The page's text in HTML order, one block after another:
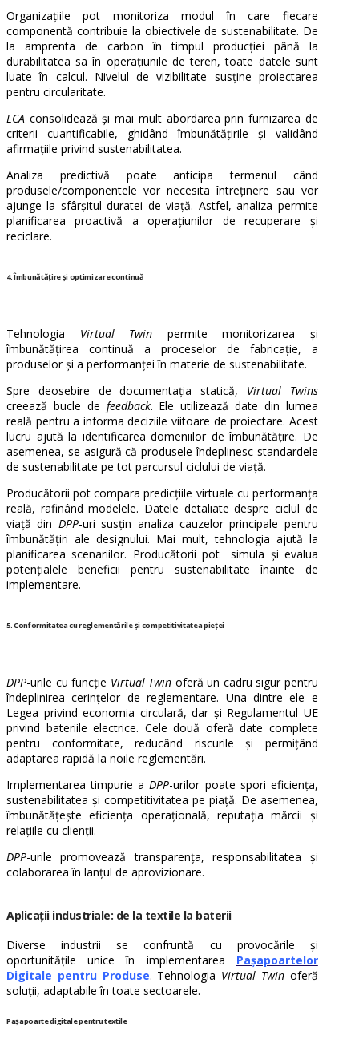
Organizațiile pot monitoriza modul în care fiecare
componentă contribuie la obiectivele de sustenabilitate. De
la amprenta de carbon în timpul producției până la
durabilitatea sa în operațiunile de teren, toate datele sunt
luate în calcul. Nivelul de vizibilitate susține proiectarea
pentru circularitate.
LCA consolidează și mai mult abordarea prin furnizarea de
criterii cuantificabile, ghidând îmbunătățirile și validând
afirmațiile privind sustenabilitatea.
Analiza predictivă poate anticipa termenul când
produsele/componentele vor necesita întreținere sau vor
ajunge la sfârșitul duratei de viață. Astfel, analiza permite
planificarea proactivă a operațiunilor de recuperare și
reciclare.
4. Îmbunătățire și optimizare continuă
Tehnologia Virtual Twin permite monitorizarea și
îmbunătățirea continuă a proceselor de fabricație, a
produselor și a performanței în materie de sustenabilitate.
Spre deosebire de documentația statică, Virtual Twins
creează bucle de feedback. Ele utilizează date din lumea
reală pentru a informa deciziile viitoare de proiectare. Acest
lucru ajută la identificarea domeniilor de îmbunătățire. De
asemenea, se asigură că produsele îndeplinesc standardele
de sustenabilitate pe tot parcursul ciclului de viață.
Producătorii pot compara predicțiile virtuale cu performanța
reală, rafinând modelele. Datele detaliate despre ciclul de
viață din DPP-uri susțin analiza cauzelor principale pentru
îmbunătățiri ale designului. Mai mult, tehnologia ajută la
planificarea scenariilor. Producătorii pot simula și evalua
potențialele beneficii pentru sustenabilitate înainte de
implementare.
5. Conformitatea cu reglementările și competitivitatea pieței
DPP-urile cu funcție Virtual Twin oferă un cadru sigur pentru
îndeplinirea cerințelor de reglementare. Una dintre ele e
Legea privind economia circulară, dar și Regulamentul UE
privind bateriile electrice. Cele două oferă date complete
pentru conformitate, reducând riscurile și permițând
adaptarea rapidă la noile reglementări.
Implementarea timpurie a DPP-urilor poate spori eficiența,
sustenabilitatea și competitivitatea pe piață. De asemenea,
îmbunătățește eficiența operațională, reputația mărcii și
relațiile cu clienții.
DPP-urile promovează transparența, responsabilitatea și
colaborarea în lanțul de aprovizionare.
Aplicații industriale: de la textile la baterii
Diverse industrii se confruntă cu provocările și
oportunitățile unice în implementarea Pașapoartelor
Digitale pentru Produse. Tehnologia Virtual Twin oferă
soluții, adaptabile în toate sectoarele.
Pașapoarte digitale pentru textile